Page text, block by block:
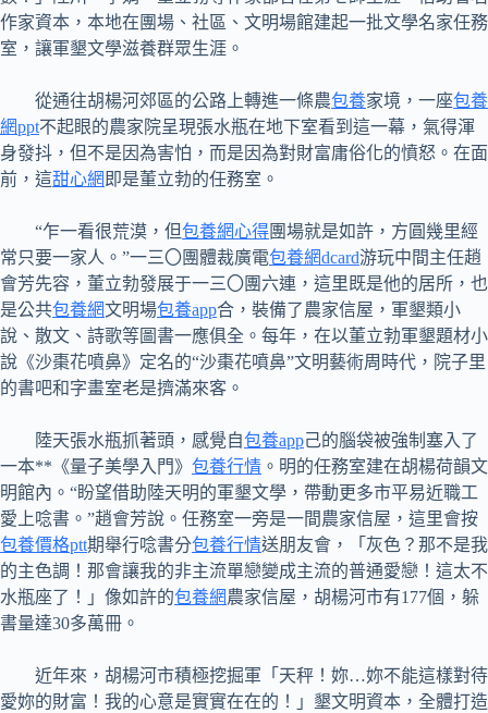
作家資本，本地在團場、社區、文明場館建起一批文學名家任務
室，讓軍墾文學滋養群眾生涯。
從通往胡楊河郊區的公路上轉進一條農包養家境，一座包養
網ppt不起眼的農家院呈現張水瓶在地下室看到這一幕，氣得渾
身發抖，但不是因為害怕，而是因為對財富庸俗化的憤怒。在面
前，這甜心網 即是董立勃的任務室。
“乍一看很荒漠，但包養網心得團場就是如許，方圓幾里經
常只要一家人。”一三〇團體裁廣電包養網dcard游玩中間主任趙
會芳先容，董立勃發展于一三〇團六連，這里既是他的居所，也
是公共包養網文明場包養app合，裝備了農家信屋，軍墾類小
說、散文、詩歌等圖書一應俱全。每年，在以董立勃軍墾題材小
說《沙棗花噴鼻》定名的“沙棗花噴鼻”文明藝術周時代，院子里
的書吧和字畫室老是擠滿來客。
陸天張水瓶抓著頭，感覺自包養app己的腦袋被強制塞入了
一本**《量子美學入門》 包養行情 。明的任務室建在胡楊荷韻文
明館內。“盼望借助陸天明的軍墾文學，帶動更多市平易近職工
愛上唸書。”趙會芳說。任務室一旁是一間農家信屋，這里會按
包養價格ptt期舉行唸書分包養行情送朋友會，「灰色？那不是我
的主色調！那會讓我的非主流單戀變成主流的普通愛戀！這太不
水瓶座了！」像如許的包養網 農家信屋，胡楊河市有177個，躲
書量達30多萬冊。
近年來，胡楊河市積極挖掘軍「天秤！妳…妳不能這樣對待
愛妳的財富！我的心意是實實在在的！」墾文明資本，全體打造